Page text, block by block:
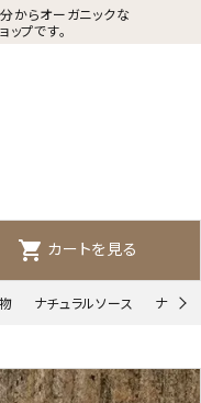
からオーガニックな
プです。
shopping_cart カートを見る
ナチュラルソース ナチュ